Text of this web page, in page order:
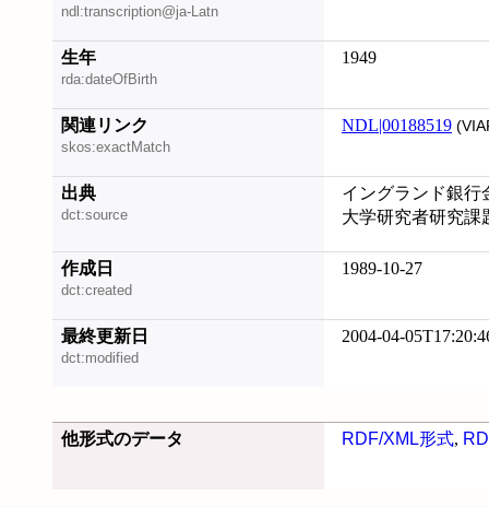
ndl:transcription@ja-Latn
生年
rda:dateOfBirth
1949
関連リンク
skos:exactMatch
NDL|00188519
出典
dct:source
イングランド銀行
大学研究者研究課
作成日
dct:created
1989-10-27
最終更新日
dct:modified
2004-04-
他形式のデータ RDF/XML形式,